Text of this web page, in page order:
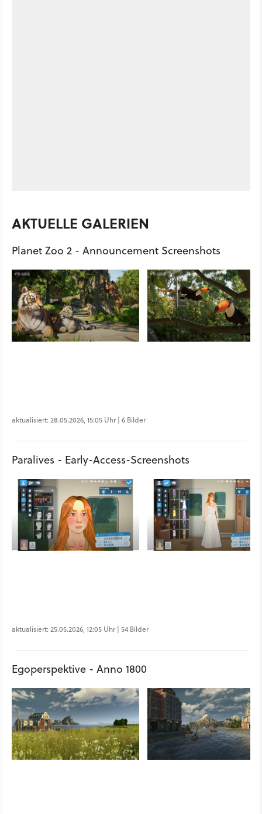
AKTUELLE GALERIEN
Planet Zoo 2 - Announcement Screenshots
aktualisiert: 28.05.2026, 15:05 Uhr | 6 Bilder
Paralives - Early-Access-Screenshots
aktualisiert: 25.05.2026, 12:05 Uhr | 54 Bilder
Egoperspektive - Anno 1800